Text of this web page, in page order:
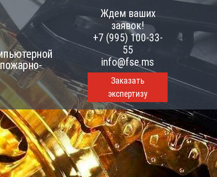
Ждем ваших
заявок!
+7 (995) 100-33-
55
info@fse.ms
Заказать
экспертизу